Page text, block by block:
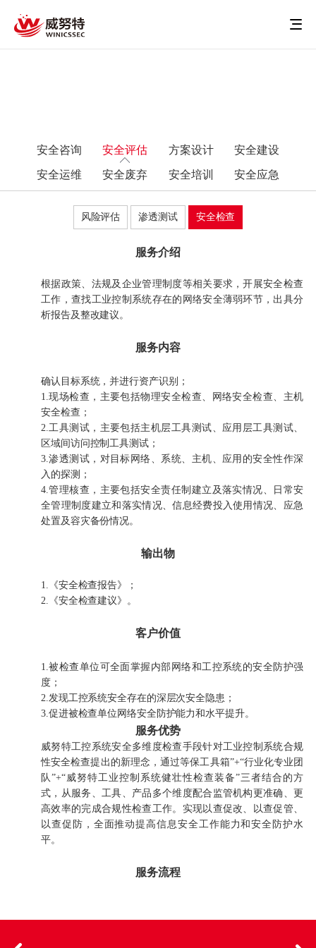
安全咨询 安全评估 方案设计 安全建设
安全运维 安全废弃 安全培训 安全应急
风险评估 渗透测试 安全检查
服务介绍
根据政策、法规及企业管理制度等相关要求，开展安全检查
工作，查找工业控制系统存在的网络安全薄弱环节，出具分
析报告及整改建议。
服务内容
确认目标系统，并进行资产识别；
1.现场检查，主要包括物理安全检查、网络安全检查、主机
安全检查；
2.工具测试，主要包括主机层工具测试、应用层工具测试、
区域间访问控制工具测试；
3.渗透测试，对目标网络、系统、主机、应用的安全性作深
入的探测；
4.管理核查，主要包括安全责任制建立及落实情况、日常安
全管理制度建立和落实情况、信息经费投入使用情况、应急
处置及容灾备份情况。
输出物
1.《安全检查报告》；
2.《安全检查建议》。
客户价值
1.被检查单位可全面掌握内部网络和工控系统的安全防护强
度；
2.发现工控系统安全存在的深层次安全隐患；
3.促进被检查单位网络安全防护能力和水平提升。
服务优势
威努特工控系统安全多维度检查手段针对工业控制系统合规
性安全检查提出的新理念，通过等保工具箱”+“行业化专业团
队”+“威努特工业控制系统健壮性检查装备”三者结合的方
式，从服务、工具、产品多个维度配合监管机构更准确、更
高效率的完成合规性检查工作。实现以查促改、以查促管、
以查促防，全面推动提高信息安全工作能力和安全防护水
平。
服务流程